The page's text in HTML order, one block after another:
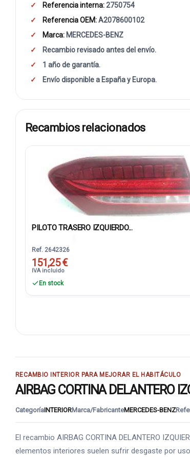
Referencia interna:2750754
Referencia OEM:A2078600102
Marca: MERCEDES-BENZ
Recambio revisado antes del envío.
1 año de garantía.
Envío disponible a España y Europa.
Recambios relacionados
PILOTO TRASERO IZQUIERDO...
Ref. 2642326
151,25 €
IVA incluido
En stock
RECAMBIO INTERIOR PARA MEJORAR EL HABITÁCULO
AIRBAG CORTINA DELANTERO
CategoríaINTERIORMarca/FabricanteMERCEDES-BENZ
El recambio AIRBAG CORTINA DELANTERO
elementos interiores suelen sufrir desgaste por